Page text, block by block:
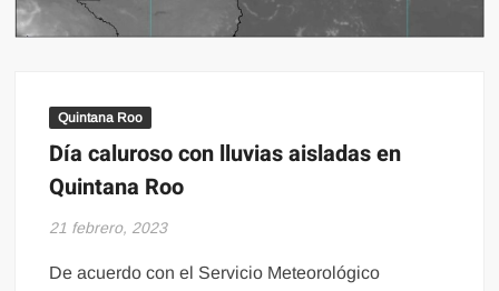
Quintana Roo
Día caluroso con lluvias aisladas en
Quintana Roo
21 febrero, 2023
De acuerdo con el Servicio Meteorológico